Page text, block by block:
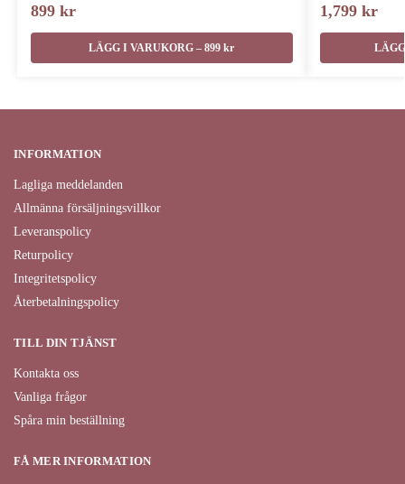
899 kr
LÄGG I VARUKORG – 899 kr
1,799 kr
INFORMATION
Lagliga meddelanden
Allmänna försäljningsvillkor
Leveranspolicy
Returpolicy
Integritetspolicy
Återbetalningspolicy
TILL DIN TJÄNST
Kontakta oss
Vanliga frågor
Spåra min beställning
FÅ MER INFORMATION